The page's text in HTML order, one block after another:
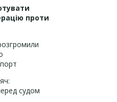
проти
судом